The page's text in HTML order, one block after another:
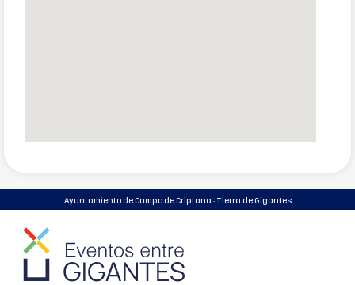
Ayuntamiento de Campo de Criptana · Tierra de Gigantes